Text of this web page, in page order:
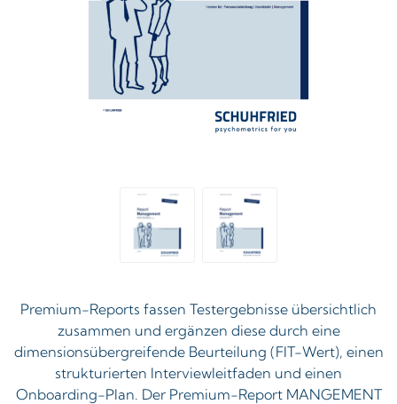
Premium-Reports fassen Testergebnisse übersichtlich
zusammen und ergänzen diese durch eine
dimensionsübergreifende Beurteilung (FIT-Wert), einen
strukturierten Interviewleitfaden und einen
Onboarding-Plan. Der Premium-Report MANGEMENT